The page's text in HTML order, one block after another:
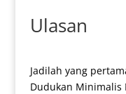
Ulasan
Jadilah yang
Dudukan Minimalis